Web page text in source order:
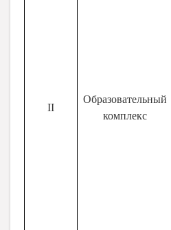
II
Образовательный
комплекс